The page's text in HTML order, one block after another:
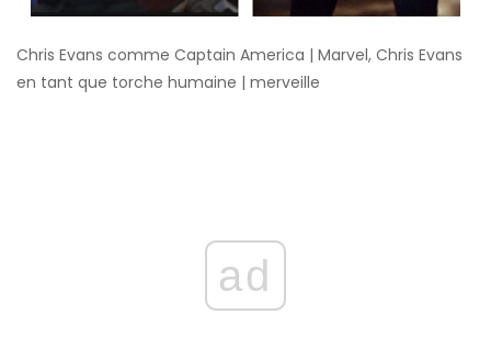
Chris Evans comme Captain America | Marvel, Chris Evans
en tant que torche humaine | merveille
ad